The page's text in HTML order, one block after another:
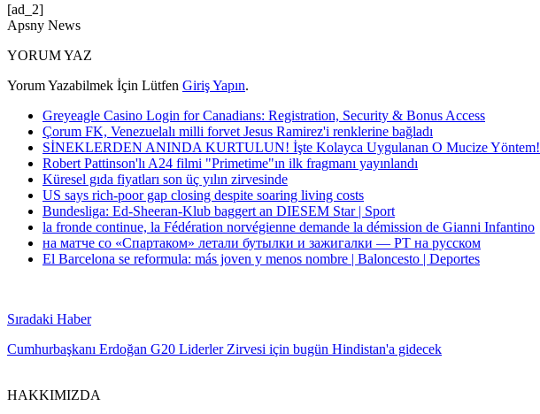
[ad_2]
Apsny News
YORUM YAZ
Yorum Yazabilmek İçin Lütfen Giriş Yapın.
Greyeagle Casino Login for Canadians: Registration, Security & Bonus Access
Çorum FK, Venezuelalı milli forvet Jesus Ramirez'i renklerine bağladı
SİNEKLERDEN ANINDA KURTULUN! İşte Kolayca Uygulanan O Mucize Yöntem!
Robert Pattinson'lı A24 filmi "Primetime"ın ilk fragmanı yayınlandı
Küresel gıda fiyatları son üç yılın zirvesinde
US says rich-poor gap closing despite soaring living costs
Bundesliga: Ed-Sheeran-Klub baggert an DIESEM Star | Sport
la fronde continue, la Fédération norvégienne demande la démission de Gianni Infantino
на матче со «Спартаком» летали бутылки и зажигалки — РТ на русском
El Barcelona se reformula: más joven y menos nombre | Baloncesto | Deportes
Sıradaki Haber
Cumhurbaşkanı Erdoğan G20 Liderler Zirvesi için bugün Hindistan'a gidecek
HAKKIMIZDA